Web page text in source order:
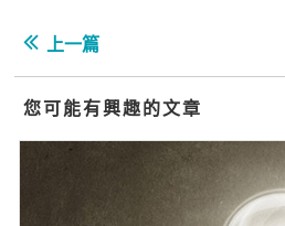
上一篇
您可能有興趣的文章